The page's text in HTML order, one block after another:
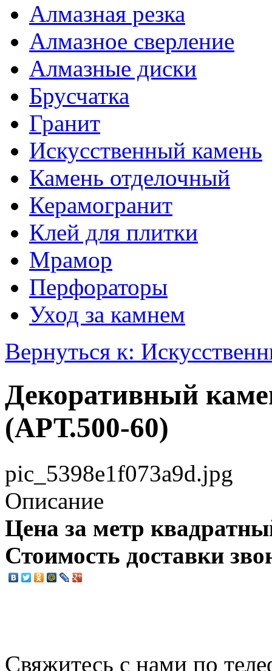
Алмазная резка
Алмазное сверление
Алмазные диски
Брусчатка
Гранит
Искусственный камень
Камень отделочный
Керамогранит
Клей для плитки
Мрамор
Перфораторы
Уход за камнем
Вернуться к:
Декоративный
(АРТ.500-60)
pic_5398e1f073a9d.jpg
Описание
Цена за метр
Стоимость доставки
Свяжитесь с нами по